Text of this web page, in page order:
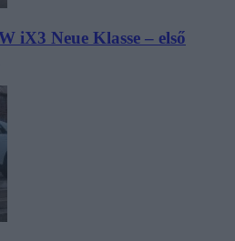
iX3 Neue Klasse – első